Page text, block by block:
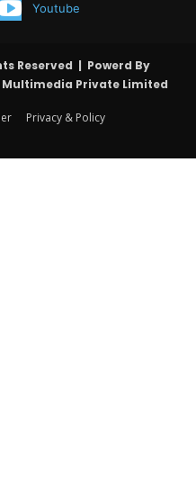
Youtube
Reserved | Powerd By
Private Limited
Privacy & Policy